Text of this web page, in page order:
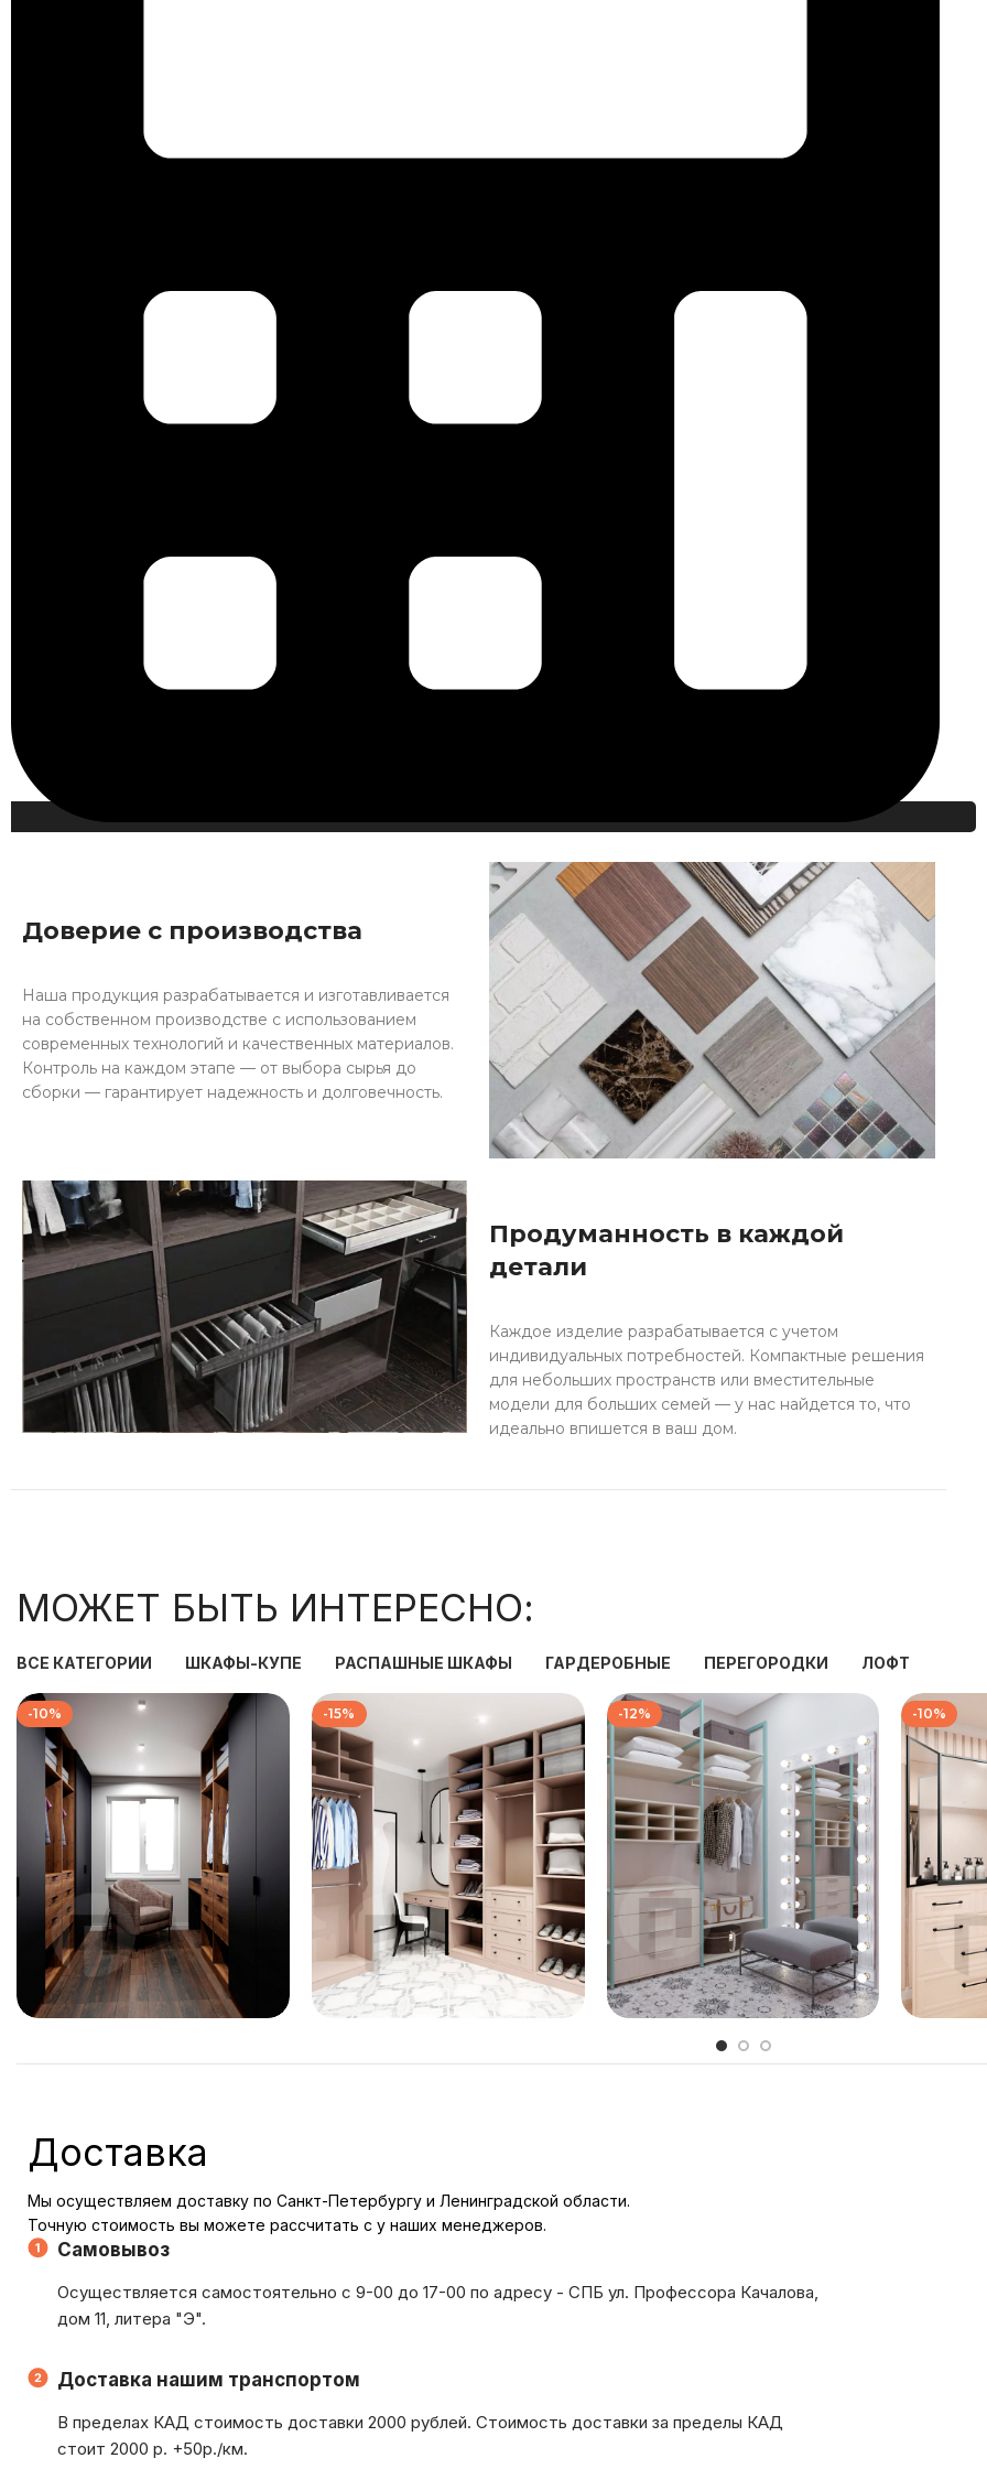
Доверие с производства
Наша продукция разрабатывается и изготавливается
на собственном производстве с использованием
современных технологий и качественных материалов.
Контроль на каждом этапе — от выбора сырья до
сборки — гарантирует надежность и долговечность.
Продуманность в каждой
детали
Каждое изделие разрабатывается с учетом
индивидуальных потребностей. Компактные решения
для небольших пространств или вместительные
модели для больших семей — у нас найдется то, что
идеально впишется в ваш дом.
МОЖЕТ БЫТЬ ИНТЕРЕСНО:
ВСЕ КАТЕГОРИИ ШКАФЫ-КУПЕ РАСПАШНЫЕ ШКАФЫ ГАРДЕРОБНЫЕ ПЕРЕГОРОДКИ ЛОФТ
-10%
186 000 ₽
207 333
₽
-15%
219 333₽
258 000₽
-12%
139 333
₽
158 667
₽
-10%
Доставка
Мы осуществляем доставку по Санкт-Петербургу и Ленинградской области.
Точную стоимость вы можете рассчитать с у наших менеджеров.
Самовывоз
Осуществляется самостоятельно с 9-00 до 17-00 по адресу - СПБ ул. Профессора Качалова,
дом 11, литера "Э".
Доставка нашим транспортом
В пределах КАД стоимость доставки 2000 рублей. Стоимость доставки за пределы КАД
стоит 2000 р. +50р./км.